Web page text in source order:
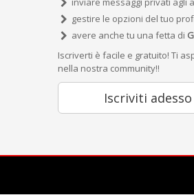
gestire le opzioni del tuo
avere anche tu una fetta di
Iscriverti è facile e gratuito! Ti
nella nostra community!!
Iscriviti adesso